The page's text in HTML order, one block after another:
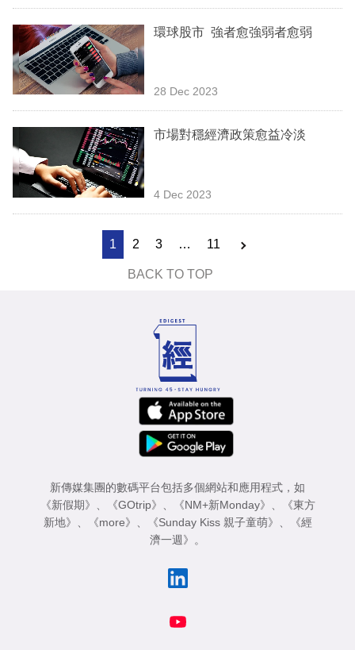
環球股市 強者愈強弱者愈弱
28 Dec 2023
市場對穩經濟政策愈益冷淡
4 Dec 2023
1 2 3 … 11
BACK TO TOP
新傳媒集團的數碼平台包括多個網站和應用程式，如
《新假期》 、 《GOtrip》 、 《NM+新Monday》 、
《東方
新地》 、 《more》 、 《Sunday Kiss 親子童萌》 、
《經
濟一週》 。